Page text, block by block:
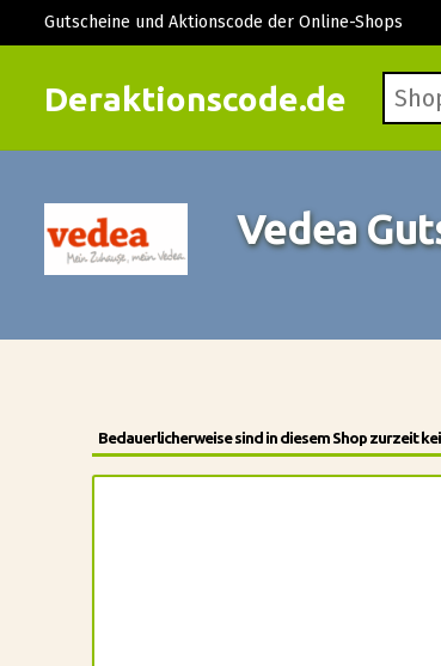
Deraktionscode.de
Gutscheine und Aktionscode der Online-Shops
Vedea
Bedauerlicherweise sind in diesem Shop zurzeit